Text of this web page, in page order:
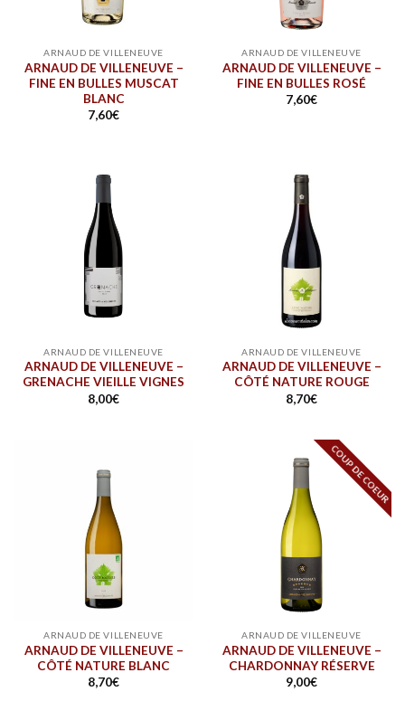
ARNAUD DE VILLENEUVE
ARNAUD DE VILLENEUVE –
FINE EN BULLES MUSCAT
BLANC
7,60€
ARNAUD DE VILLENEUVE
ARNAUD DE VILLENEUVE –
FINE EN BULLES ROSÉ
7,60€
ARNAUD DE VILLENEUVE
ARNAUD DE VILLENEUVE –
GRENACHE VIEILLE VIGNES
8,00€
ARNAUD DE VILLENEUVE
ARNAUD DE VILLENEUVE –
CÔTÉ NATURE ROUGE
8,70€
ARNAUD DE VILLENEUVE
ARNAUD DE VILLENEUVE –
CÔTÉ NATURE BLANC
8,70€
COUP DE COEUR
ARNAUD DE VILLENEUVE
ARNAUD DE VILLENEUVE –
CHARDONNAY RÉSERVE
9,00€